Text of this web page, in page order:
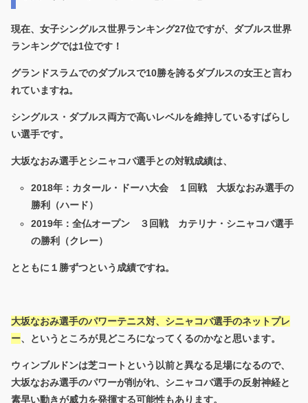
現在、女子シングルス世界ランキング27位ですが、ダブルス世界
ランキングでは1位です！
グランドスラムでのダブルスで10勝を誇るダブルスの女王と言わ
れていますね。
シングルス・ダブルス両方で高いレベルを維持しているすばらし
い選手です。
大坂なおみ選手とシニャコバ選手との対戦成績は、
2018年：カタール・ドーハ大会 １回戦 大坂なおみ選手の
勝利（ハード）
2019年：全仏オープン ３回戦 カテリナ・シニャコバ選手
の勝利（クレー）
とともに１勝ずつという成績ですね。
大坂なおみ選手のパワーテニス対、シニャコバ選手のネットプレ
ー、というところが見どころになってくるのかなと思います。
ウィンブルドンは芝コートという以前と異なる足場になるので、
大坂なおみ選手のパワーが削がれ、シニャコバ選手の反射神経と
素早い動きが威力を発揮する可能性もあります。